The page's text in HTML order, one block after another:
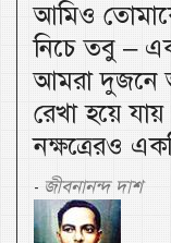
আমিও
নিচে তবু –
আমরা দুজনে
রেখা হয়ে
নক্ষত্রেরও
- জীবনানন্দ দাশ